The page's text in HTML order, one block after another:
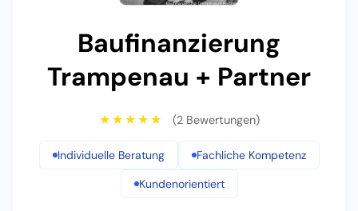
Baufinanzierung Trampenau + Partner
Baufinanzierung
Trampenau + Partner
★★★★★ (2 Bewertungen)
Individuelle Beratung
Fachliche Kompetenz
Kundenorientiert